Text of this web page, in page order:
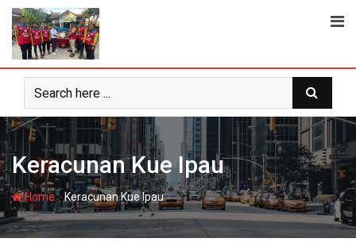
Skip
content
Keracunan Kue Ipau
Home-Keracunan Kue Ipau